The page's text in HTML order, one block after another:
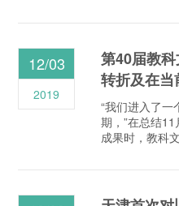
第40届教
转折及在
“我们进入了
期，”在总结
成果时，教科
12/03
2019